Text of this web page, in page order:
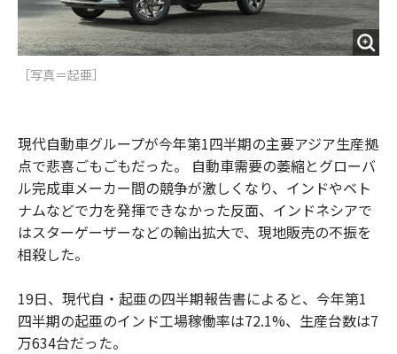
［写真＝起亜］
現代自動車グループが今年第1四半期の主要アジア生産拠
点で悲喜ごもごもだった。 自動車需要の萎縮とグローバ
ル完成車メーカー間の競争が激しくなり、インドやベト
ナムなどで力を発揮できなかった反面、インドネシアで
はスターゲーザーなどの輸出拡大で、現地販売の不振を
相殺した。
19日、現代自・起亜の四半期報告書によると、今年第1
四半期の起亜のインド工場稼働率は72.1%、生産台数は7
万634台だった。